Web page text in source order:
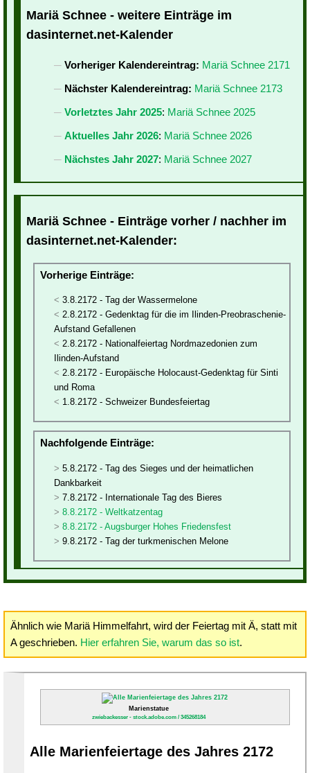
Mariä Schnee - weitere Einträge im
dasinternet.net-Kalender
Vorheriger Kalendereintrag: Mariä Schnee 2171
Nächster Kalendereintrag: Mariä Schnee 2173
Vorletztes Jahr 2025: Mariä Schnee 2025
Aktuelles Jahr 2026: Mariä Schnee 2026
Nächstes Jahr 2027: Mariä Schnee 2027
Mariä Schnee - Einträge vorher / nachher im
dasinternet.net-Kalender:
Vorherige Einträge:
3.8.2172 - Tag der Wassermelone
2.8.2172 - Gedenktag für die im Ilinden-Preobraschenie-
Aufstand Gefallenen
2.8.2172 - Nationalfeiertag Nordmazedonien zum
Ilinden-Aufstand
2.8.2172 - Europäische Holocaust-Gedenktag für Sinti
und Roma
1.8.2172 - Schweizer Bundesfeiertag
Nachfolgende Einträge:
5.8.2172 - Tag des Sieges und der heimatlichen
Dankbarkeit
7.8.2172 - Internationale Tag des Bieres
8.8.2172 - Weltkatzentag
8.8.2172 - Augsburger Hohes Friedensfest
9.8.2172 - Tag der turkmenischen Melone
Ähnlich wie Mariä Himmelfahrt, wird der Feiertag mit Ä, statt mit
A geschrieben. Hier erfahren Sie, warum das so ist.
Marienstatue
zwiebackesser - stock.adobe.com / 345268184
Alle Marienfeiertage des Jahres 2172